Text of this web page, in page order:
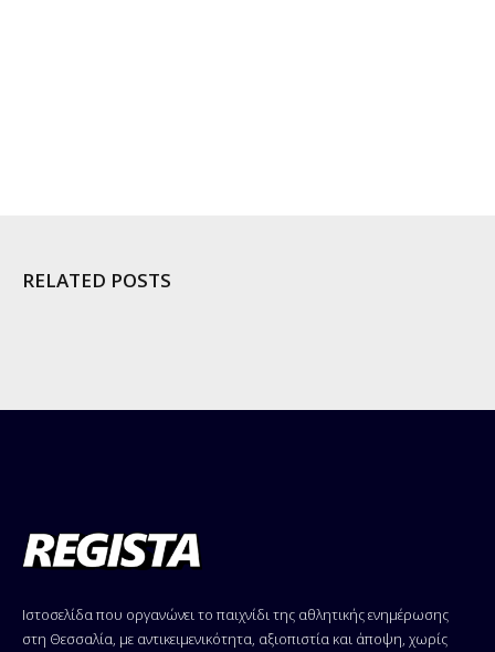
RELATED POSTS
Ιστοσελίδα που οργανώνει το παιχνίδι της αθλητικής ενημέρωσης
στη Θεσσαλία, με αντικειμενικότητα, αξιοπιστία και άποψη, χωρίς